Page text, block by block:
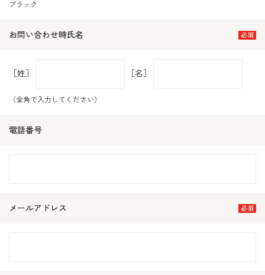
ブラック
お問い合わせ時氏名
［姓］ ［名］
（全角で入力してください）
電話番号
メールアドレス